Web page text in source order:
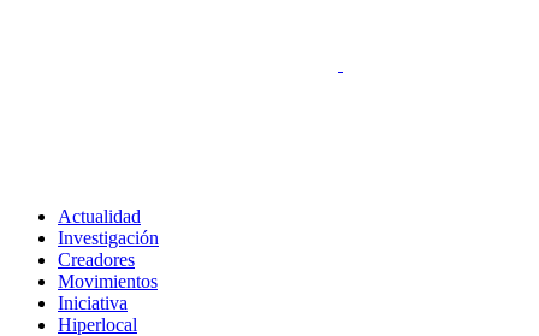
Actualidad
Investigación
Creadores
Movimientos
Iniciativa
Hiperlocal